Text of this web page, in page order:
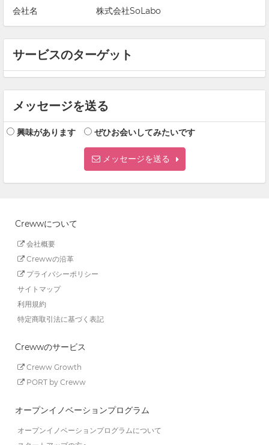
会社名 株式会社SoLabo
サービスのターゲット
メッセージを送る
興味があります ぜひお会いしてみたいです
メッセージを送る
Crewwについて
会社概要
Crewwの沿革
プライバシーポリシー
サイトマップ
利用規約
特定商取引法に基づく表記
Crewwのサービス
Creww Growth
PORT by Creww
オープンイノベーションプログラム
オープンイノベーションプログラムについて